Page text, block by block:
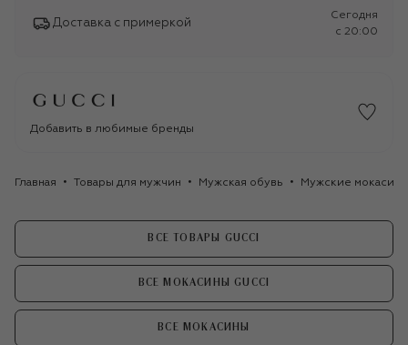
Доставка с примеркой
Сегодня
c 20:00
Добавить в любимые бренды
Главная Товары для мужчин Мужская обувь Мужские мокасины
ВСЕ ТОВАРЫ GUCCI
ВСЕ МОКАСИНЫ GUCCI
ВСЕ МОКАСИНЫ